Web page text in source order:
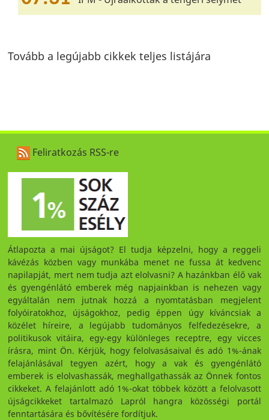
Tovább a legújabb cikkek teljes listájára
Feliratkozás RSS-re
Átlapozta a mai újságot? El tudja képzelni, hogy a reggeli
kávézás közben vagy munkába menet ne fussa át kedvenc
napilapját, mert nem tudja azt elolvasni? A hazánkban élő vak
és gyengénlátó emberek még napjainkban is nehezen vagy
egyáltalán nem jutnak hozzá a nyomtatásban megjelent
folyóiratokhoz, újságokhoz, pedig éppen úgy kíváncsiak a
közélet híreire, a legújabb tudományos felfedezésekre, a
politikusok vitáira, egy-egy különleges receptre, egy vicces
írásra, mint Ön. Kérjük, hogy felolvasásaival és adó 1%-ának
felajánlásával tegyen azért, hogy a vak és gyengénlátó
emberek is elolvashassák, meghallgathassák az Önnek fontos
cikkeket. A felajánlott adó 1%-okat többek között a felolvasott
újságcikkeket tartalmazó Lapról hangra közösségi portál
fenntartására és bővítésére fordítjuk.